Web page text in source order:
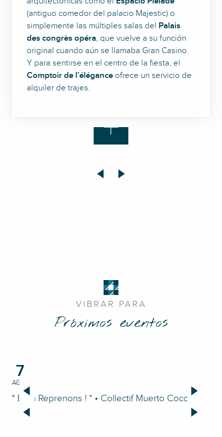
(antiguo comedor del palacio Majestic) o
simplemente las múltiples salas del Palais
des congrès opéra, que vuelve a su función
original cuando aún se llamaba Gran Casino.
Y para sentirse en el centro de la fiesta, el
Comptoir de l’élégance ofrece un servicio de
alquiler de trajes.
VIBRAR PARA
Próximos eventos
7
AGO.
" Bien Reprenons ! " • Collectif Muerto Coco